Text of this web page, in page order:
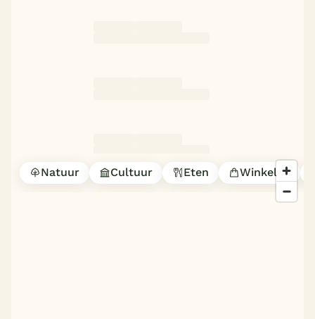
Natuur Cultuur Eten Winkelen